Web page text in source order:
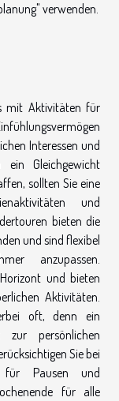
verwenden.
mit Aktivitäten für
Interessen und
ein Gleichgewicht
sollten Sie eine
und
bieten die
und sind flexibel
anzupassen.
und bieten
Aktivitäten.
oft, denn ein
zur persönlichen
Sie bei
für Pausen und
für alle